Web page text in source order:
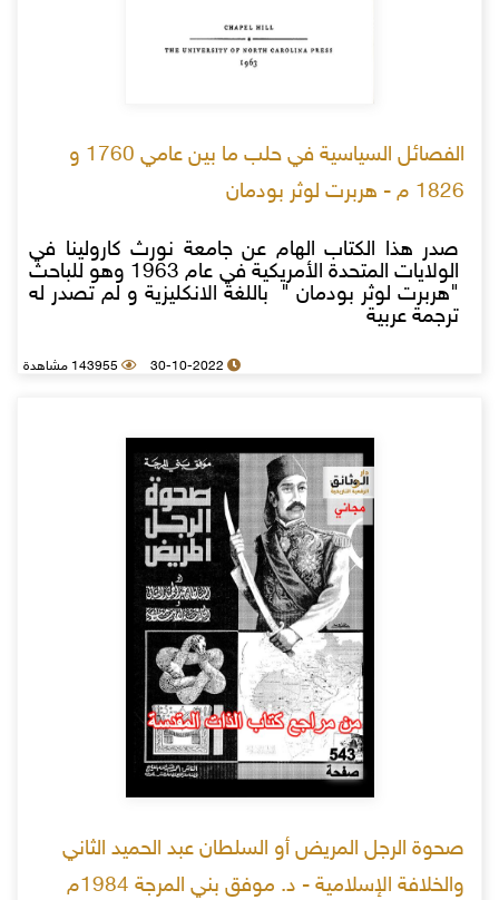
الفصائل السياسية في حلب ما بين عامي 1760 و
1826 م - هربرت لوثر بودمان
صدر هذا الكتاب الهام عن جامعة نورث كارولينا في
الولايات المتحدة الأمريكية في عام 1963 وهو للباحث
"هربرت لوثر بودمان " باللغة الانكليزية و لم تصدر له
ترجمة عربية
30-10-2022 143955 مشاهدة
صحوة الرجل المريض أو السلطان عبد الحميد الثاني
والخلافة الإسلامية - د. موفق بني المرجة 1984م